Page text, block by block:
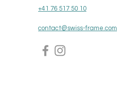
+41 76 517 50 10
contact@swiss-frame.com